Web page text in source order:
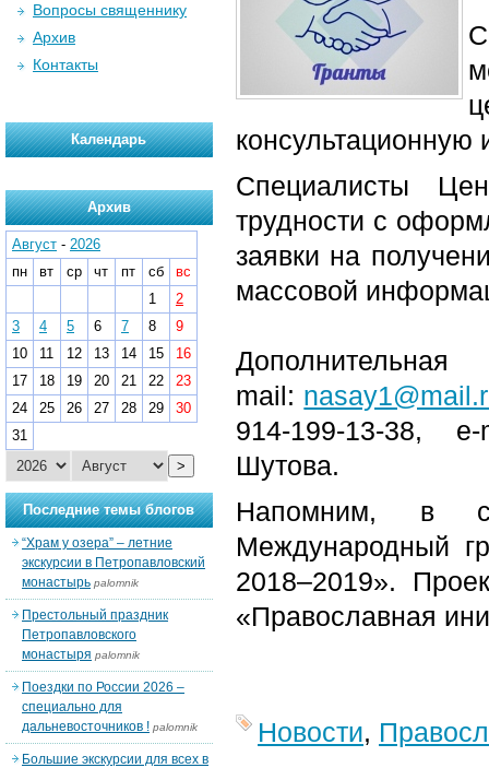
консультационную
Специалисты
трудности с
заявки на
массовой
mail:
914-199-13-38,
Шутова.
Напомним, в
Международный
2018–2019».
«Православная
Новости,
Вопросы священнику
Архив
Контакты
Календарь
Архив
Август - 2026
пн
вт ср чт пт сб
вс
1
2
3
4 5 6 7 8
9
10
11 12 13 14 15
16
17
18 19 20 21 22
23
24
25 26 27 28 29
30
31
>
Последние темы блогов
“Храм у озера” – летние
экскурсии в Петропавловский
монастырь palomnik
Престольный праздник
Петропавловского
монастыря palomnik
Поездки по России 2026 –
специально для
дальневосточников ! palomnik
Большие экскурсии для всех в